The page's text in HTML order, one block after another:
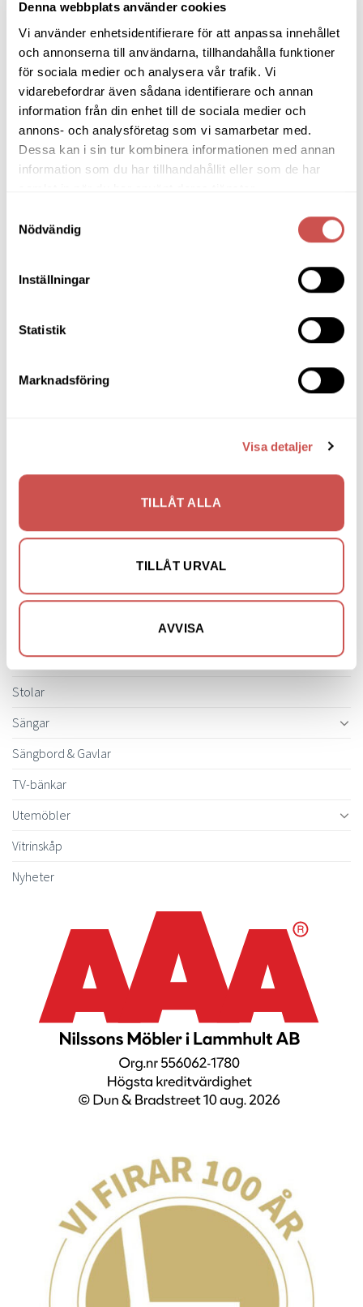
Denna webbplats använder cookies
Vi använder enhetsidentifierare för att anpassa innehållet
och annonserna till användarna, tillhandahålla funktioner
för sociala medier och analysera vår trafik. Vi
vidarebefordrar även sådana identifierare och annan
information från din enhet till de sociala medier och
annons- och analysföretag som vi samarbetar med.
Dessa kan i sin tur kombinera informationen med annan
information som du har tillhandahållit eller som de har
Nödvändig
Inställningar
Statistik
Marknadsföring
Visa detaljer
TILLÅT ALLA
TILLÅT URVAL
AVVISA
Barbord
Barstolar & Barpallar
Belysning
Bokhyllor
Byråer
Bänkar & Pallar
Inredning
Matbord & Köksbord
Möbelvård
Prissänkta utställningsmöbler
Soffor
Skänkar & Sideboards
Stolar
Sängar
Sängbord & Gavlar
TV-bänkar
Utemöbler
Vitrinskåp
Nyheter